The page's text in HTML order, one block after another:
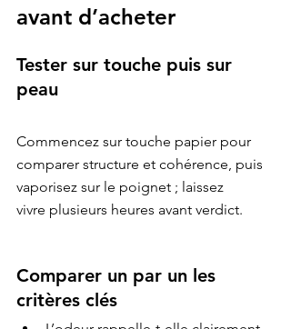
avant d’acheter
Tester sur touche puis sur
peau
Commencez sur touche papier pour
comparer structure et cohérence, puis
vaporisez sur le poignet ; laissez
Comparer un par un les
critères clés